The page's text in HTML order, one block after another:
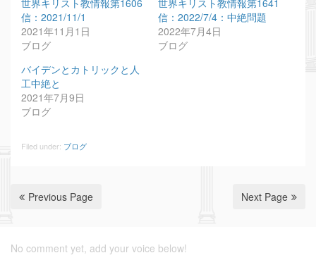
世界キリスト教情報第1606
信：2021/11/1
2021年11月1日
ブログ
世界キリスト教情報第1641
信：2022/7/4：中絶問題
2022年7月4日
ブログ
バイデンとカトリックと人
工中絶と
2021年7月9日
ブログ
Filed under: ブログ
Previous Page Next Page
No comment yet, add your voice below!